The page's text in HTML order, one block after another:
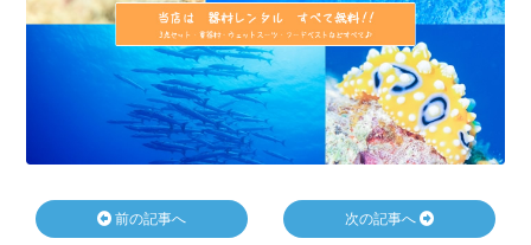
前の記事へ 次の記事へ